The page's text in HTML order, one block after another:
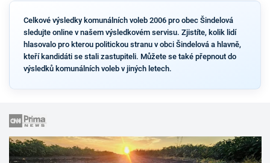
Celkové výsledky komunálních voleb 2006 pro obec Šindelová
sledujte online v našem výsledkovém servisu. Zjistíte, kolik lidí
hlasovalo pro kterou politickou stranu v obci Šindelová a hlavně,
kteří kandidáti se stali zastupiteli. Můžete se také přepnout do
výsledků komunálních voleb v jiných letech.